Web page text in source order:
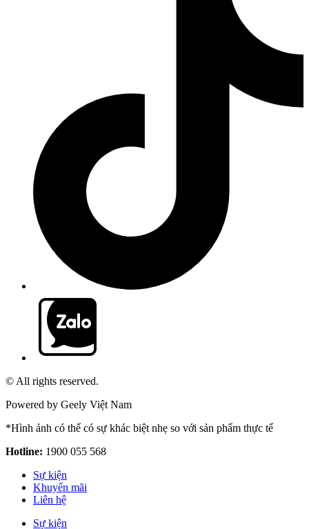
© All rights reserved.
Powered by Geely Việt Nam
*Hình ảnh có thể có sự khác biệt nhẹ so với sản phẩm thực tế
Hotline: 1900 055 568
Sự kiện
Khuyến mãi
Liên hệ
Sự kiện